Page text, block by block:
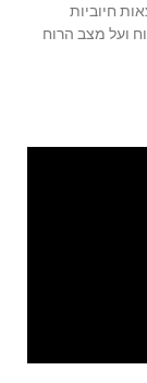
חיוביות
ועל מצב הרוח